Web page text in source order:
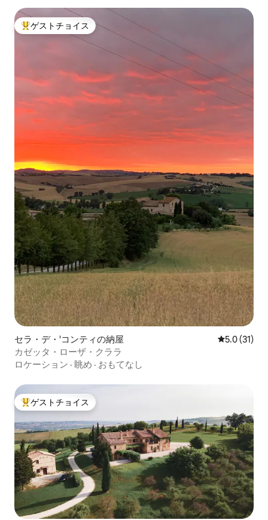
大好評のゲストチョイスです。
ゲストチョイス
セラ・デ・'コンティの納屋 レビュー31
5.0 (31)
カゼッタ・ローザ・クララ
ロケーション · 眺め · おもてなし
大好評のゲストチョイスです。
ゲストチョイス